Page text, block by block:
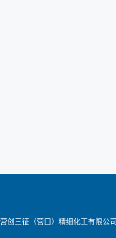
营创三征（营口）精细化工有限公司